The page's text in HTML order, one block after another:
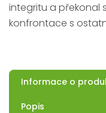
integritu a překonal
konfrontace s
Informace o
Popis